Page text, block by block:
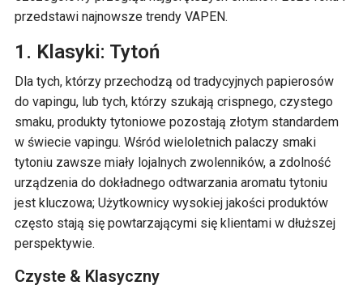
przedstawi najnowsze trendy VAPEN.
1. Klasyki: Tytoń
Dla tych, którzy przechodzą od tradycyjnych papierosów
do vapingu, lub tych, którzy szukają crispnego, czystego
smaku, produkty tytoniowe pozostają złotym standardem
w świecie vapingu. Wśród wieloletnich palaczy smaki
tytoniu zawsze miały lojalnych zwolenników, a zdolność
urządzenia do dokładnego odtwarzania aromatu tytoniu
jest kluczowa; Użytkownicy wysokiej jakości produktów
często stają się powtarzającymi się klientami w dłuższej
perspektywie.
Czyste & Klasyczny